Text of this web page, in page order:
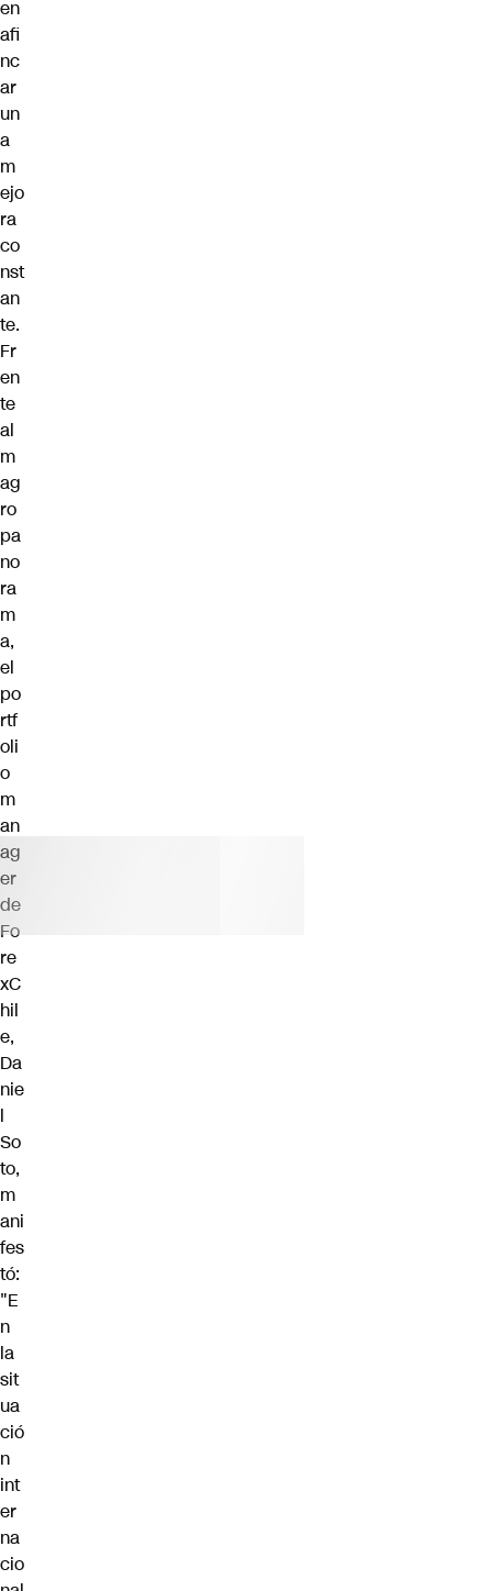
en
afi
nc
ar
un
a
m
ejo
ra
co
nst
an
te.
Fr
en
te
al
m
ag
ro
pa
no
ra
m
a,
el
po
rtf
oli
o
m
an
ag
er
de
Fo
re
xC
hil
e,
Da
nie
l
So
to,
m
ani
fes
tó:
"E
n
la
sit
ua
ció
n
int
er
na
cio